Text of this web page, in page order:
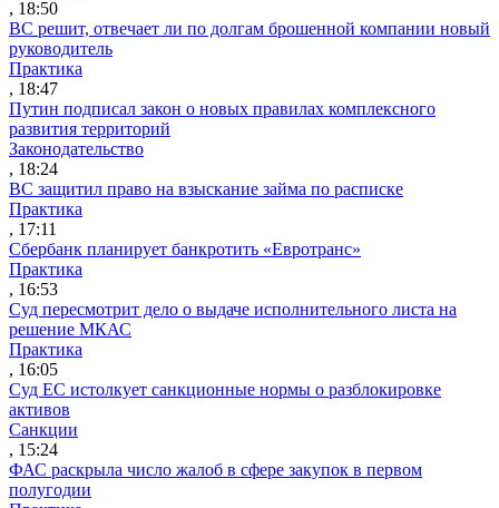
, 18:50
ВС решит, отвечает ли по долгам брошенной компании новый
руководитель
Практика
, 18:47
Путин подписал закон о новых правилах комплексного
развития территорий
Законодательство
, 18:24
ВС защитил право на взыскание займа по расписке
Практика
, 17:11
Сбербанк планирует банкротить «Евротранс»
Практика
, 16:53
Суд пересмотрит дело о выдаче исполнительного листа на
решение МКАС
Практика
, 16:05
Суд ЕС истолкует санкционные нормы о разблокировке
активов
Санкции
, 15:24
ФАС раскрыла число жалоб в сфере закупок в первом
полугодии